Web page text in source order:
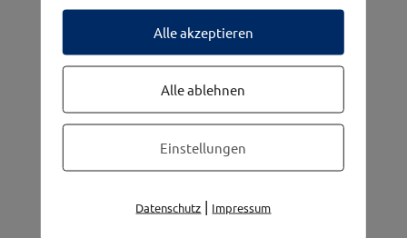
Frauennetzwerk
Alle akzeptieren
Alle ablehnen
Einstellungen
Datenschutz | Impressum